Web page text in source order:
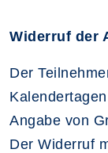
Widerruf der
Der
Angabe von
Der Widerruf